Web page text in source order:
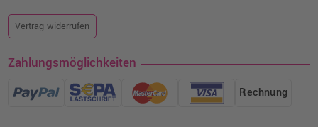
Vertrag widerrufen
Zahlungsmöglichkeiten
Rechnung